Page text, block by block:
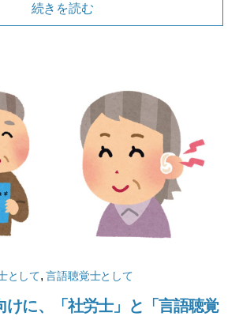
続きを読む
として,言語聴覚士として
けに、「社労士」と「言語聴覚